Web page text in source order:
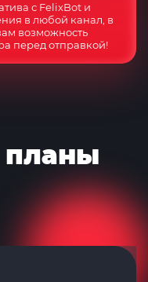
с FelixBot и
в любой канал, в
возможность
перед отправкой!